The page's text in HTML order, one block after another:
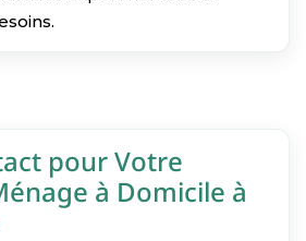
pour Votre
à Domicile à